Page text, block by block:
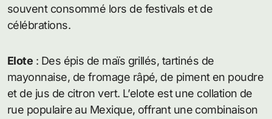
souvent consommé lors de festivals et de
célébrations.
Elote : Des épis de maïs grillés, tartinés de
mayonnaise, de fromage râpé, de piment en poudre
et de jus de citron vert. L’elote est une collation de
rue populaire au Mexique, offrant une combinaison